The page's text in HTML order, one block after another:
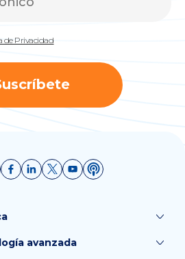
de Privacidad
avanzada